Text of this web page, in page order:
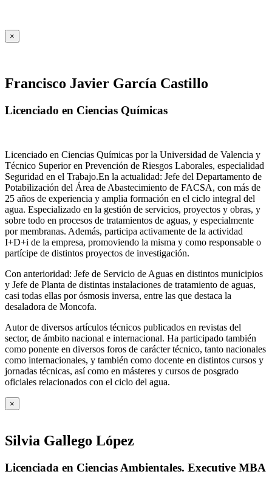
×
Francisco Javier García Castillo
Licenciado en Ciencias Químicas
Licenciado en Ciencias Químicas por la Universidad de Valencia y
Técnico Superior en Prevención de Riesgos Laborales, especialidad
Seguridad en el Trabajo.En la actualidad: Jefe del Departamento de
Potabilización del Área de Abastecimiento de FACSA, con más de
25 años de experiencia y amplia formación en el ciclo integral del
agua. Especializado en la gestión de servicios, proyectos y obras, y
sobre todo en procesos de tratamientos de aguas, y especialmente
por membranas. Además, participa activamente de la actividad
I+D+i de la empresa, promoviendo la misma y como responsable o
partícipe de distintos proyectos de investigación.
Con anterioridad: Jefe de Servicio de Aguas en distintos municipios
y Jefe de Planta de distintas instalaciones de tratamiento de aguas,
casi todas ellas por ósmosis inversa, entre las que destaca la
desaladora de Moncofa.
Autor de diversos artículos técnicos publicados en revistas del
sector, de ámbito nacional e internacional. Ha participado también
como ponente en diversos foros de carácter técnico, tanto nacionales
como internacionales, y también como docente en distintos cursos y
jornadas técnicas, así como en másteres y cursos de posgrado
oficiales relacionados con el ciclo del agua.
×
Silvia Gallego López
Licenciada en Ciencias Ambientales. Executive MBA